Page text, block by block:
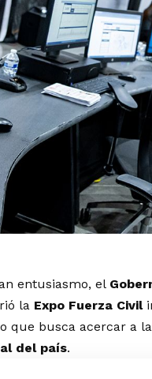
entusiasmo, el
la Expo Fuerza Civil
que busca acercar a
del país.